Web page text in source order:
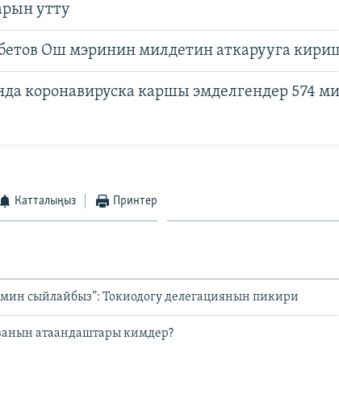
утту
Ош мэринин милдетин аткарууга
коронавируска каршы эмделгендер 574
Катталыңыз Принтер
сыйлайбыз”: Токиодогу делегациянын пикири
атаандаштары кимдер?